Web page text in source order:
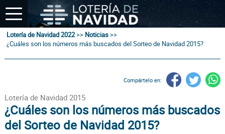
Lotería de Navidad 2022>> Noticias>>
¿Cuáles son los números más buscados del Sorteo de Navidad 2015?
Compártelo en:
Lotería de Navidad 2015
¿Cuáles son los números más buscados
del Sorteo de Navidad 2015?